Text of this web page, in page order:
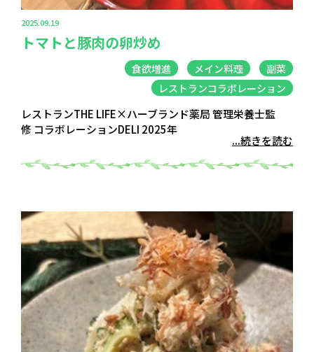
2025.09.19
トマトと豚肉の卵炒め
食欲増進 メイン料理
副菜
レストランコラボレーション
レストランTHE LIFE×ハーブランド薬局 管理栄養士監
修 コラボレーションDELI 2025年
...続きを読む